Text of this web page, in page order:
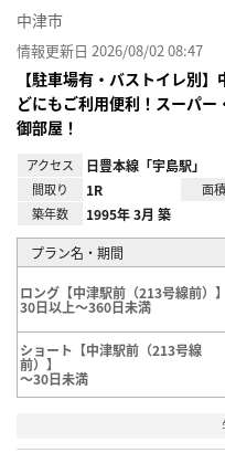
中津市
情報更新日 2026/08/02 08:47
【駐車場有・バストイレ別
どにもご利用便利！スーパ
御部屋！
アクセス 日豊本線「宇島駅」
間取り 1R 面積
築年数 1995年 3月 築
プラン名・期間
ロング【中津駅前（213号線前）】
30日以上～360日未満
ショート【中津駅前（213号線
前）】
～30日未満